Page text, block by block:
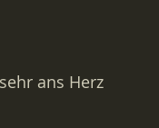
ans Herz